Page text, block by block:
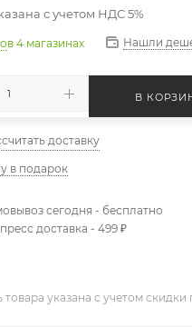
с учетом НДС 5%
в 4 магазинах Нашли
В
доставку
в подарок
сегодня - бесплатно
доставка - 499 ₽
указана с учетом скидки